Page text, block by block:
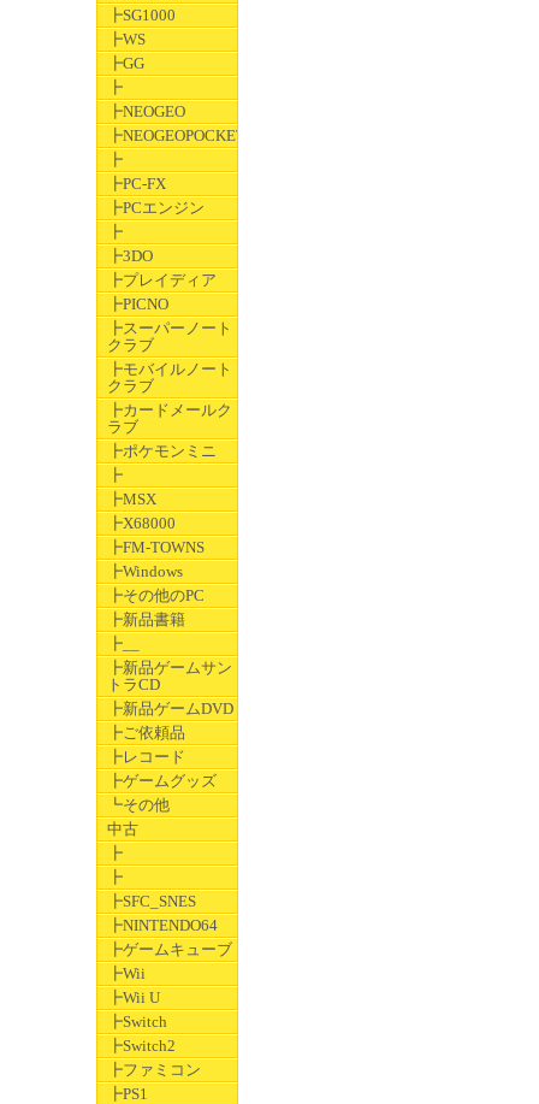
┣SG1000
┣WS
┣GG
┣
┣NEOGEO
┣NEOGEOPOCKET
┣
┣PC-FX
┣PCエンジン
┣
┣3DO
┣プレイディア
┣PICNO
┣スーパーノート
クラブ
┣モバイルノート
クラブ
┣カードメールク
ラブ
┣ポケモンミニ
┣
┣MSX
┣X68000
┣FM-TOWNS
┣Windows
┣その他のPC
┣新品書籍
┣__
┣新品ゲームサン
トラCD
┣新品ゲームDVD
┣ご依頼品
┣レコード
┣ゲームグッズ
┗その他
中古
┣
┣
┣SFC_SNES
┣NINTENDO64
┣ゲームキューブ
┣Wii
┣Wii U
┣Switch
┣Switch2
┣ファミコン
┣PS1